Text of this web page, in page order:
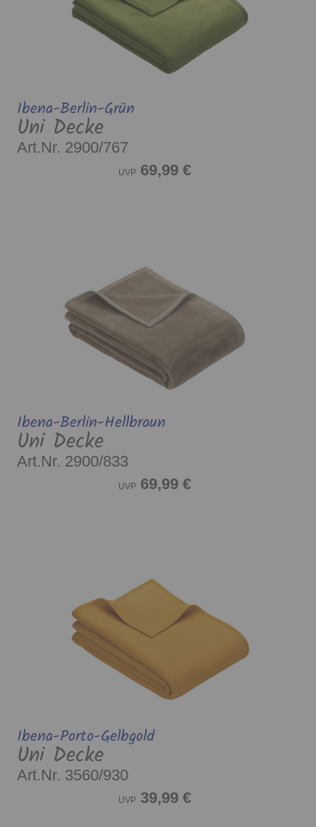
Ibena-Berlin-Grün
Uni Decke
Art.Nr. 2900/767
UVP 69,99 €
Ibena-Berlin-Hellbraun
Uni Decke
Art.Nr. 2900/833
UVP 69,99 €
Ibena-Porto-Gelbgold
Uni Decke
Art.Nr. 3560/930
UVP 39,99 €